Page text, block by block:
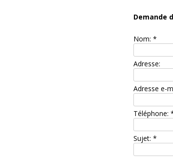
Demande
Nom:*
Adresse:
Adresse e-
Téléphone:
Sujet:*